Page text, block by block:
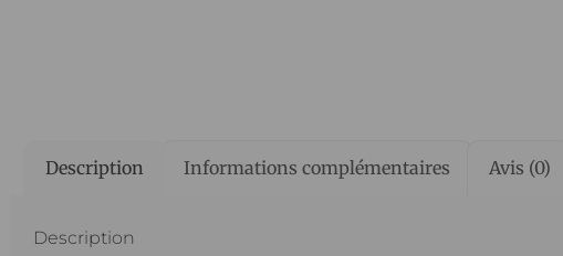
Description Informations complémentaires Avis (0)
Description